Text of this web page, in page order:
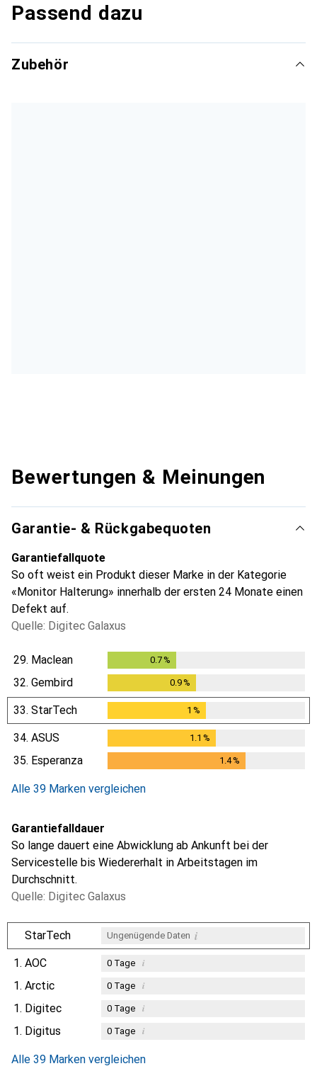
Passend dazu
Zubehör
Bewertungen & Meinungen
Garantie- & Rückgabequoten
Garantiefallquote
So oft weist ein Produkt dieser Marke in der Kategorie
«Monitor Halterung» innerhalb der ersten 24 Monate einen
Defekt auf.
Quelle: Digitec Galaxus
29. Maclean 0.7 %
32. Gembird 0.9%
33. StarTech 1 %
34. ASUS 1.1 %
35. Esperanza 1.4%
Alle 39 Marken vergleichen
Garantiefalldauer
So lange dauert eine Abwicklung ab Ankunft bei der
Servicestelle bis Wiedererhalt in Arbeitstagen im
Durchschnitt.
Quelle: Digitec Galaxus
StarTech Ungenügende Daten i
1. AOC 0Tage i
1. Arctic 0Tage i
1. Digitec 0Tage i
1. Digitus 0Tage i
Alle 39 Marken vergleichen